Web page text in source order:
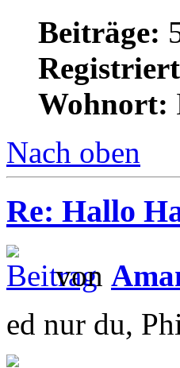
Beiträge:
Wohnort:
Nach oben
Re: Hallo
von
ed nur du,